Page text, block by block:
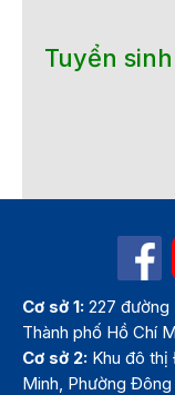
Tuyển sinh
Cơ sở 1: 227 đường
Thành phố Hồ Chí
Cơ sở 2: Khu đô thị
Minh, Phường